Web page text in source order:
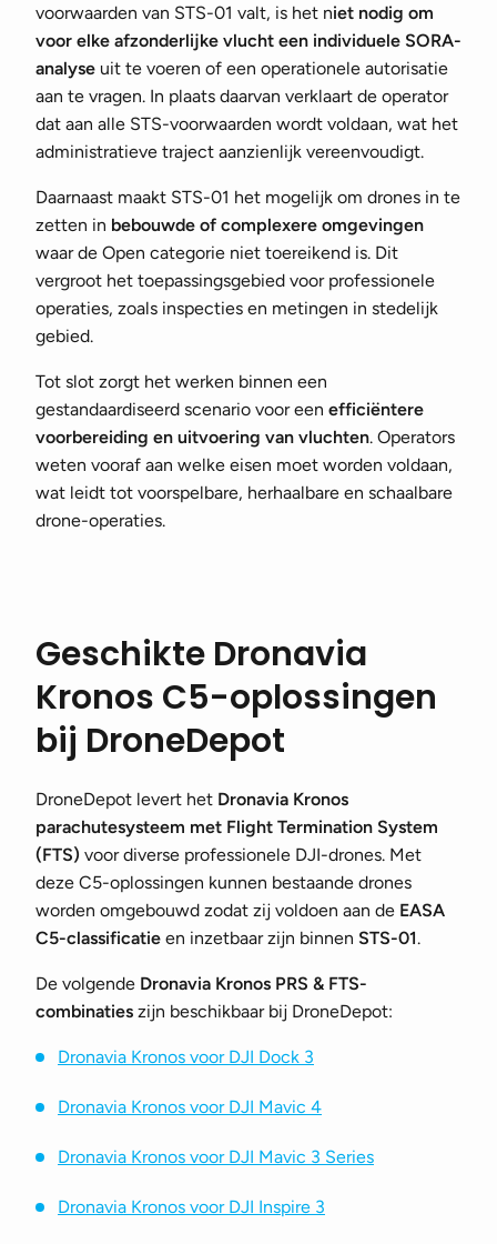
voorwaarden van STS-01 valt, is het niet nodig om
voor elke afzonderlijke vlucht een individuele SORA-
analyse uit te voeren of een operationele autorisatie
aan te vragen. In plaats daarvan verklaart de operator
dat aan alle STS-voorwaarden wordt voldaan, wat het
administratieve traject aanzienlijk vereenvoudigt.
Daarnaast maakt STS-01 het mogelijk om drones in te
zetten in bebouwde of complexere omgevingen
waar de Open categorie niet toereikend is. Dit
vergroot het toepassingsgebied voor professionele
operaties, zoals inspecties en metingen in stedelijk
gebied.
Tot slot zorgt het werken binnen een
gestandaardiseerd scenario voor een efficiëntere
voorbereiding en uitvoering van vluchten. Operators
weten vooraf aan welke eisen moet worden voldaan,
wat leidt tot voorspelbare, herhaalbare en schaalbare
drone-operaties.
Geschikte Dronavia
Kronos C5-oplossingen
bij DroneDepot
DroneDepot levert het Dronavia Kronos
parachutesysteem met Flight Termination System
(FTS) voor diverse professionele DJI-drones. Met
deze C5-oplossingen kunnen bestaande drones
worden omgebouwd zodat zij voldoen aan de EASA
C5-classificatie en inzetbaar zijn binnen STS-01.
De volgende Dronavia Kronos PRS & FTS-
combinaties zijn beschikbaar bij DroneDepot:
Dronavia Kronos voor DJI Dock 3
Dronavia Kronos voor DJI Mavic 4
Dronavia Kronos voor DJI Mavic 3 Series
Dronavia Kronos voor DJI Inspire 3